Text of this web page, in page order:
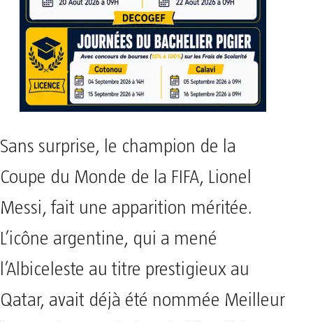
Sans surprise, le champion de la
Coupe du Monde de la FIFA, Lionel
Messi, fait une apparition méritée.
L’icône argentine, qui a mené
l’Albiceleste au titre prestigieux au
Qatar, avait déjà été nommée Meilleur